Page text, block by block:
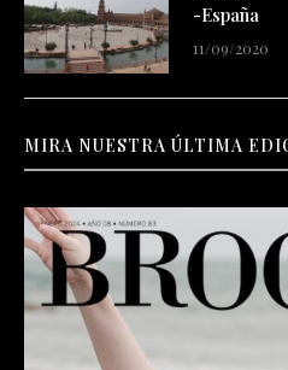
-España
11/09/2020
MIRA NUESTRA ÚLTIMA